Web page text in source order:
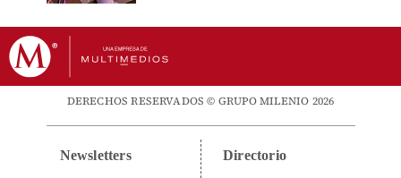
DERECHOS RESERVADOS © GRUPO MILENIO 2026
Newsletters Directorio